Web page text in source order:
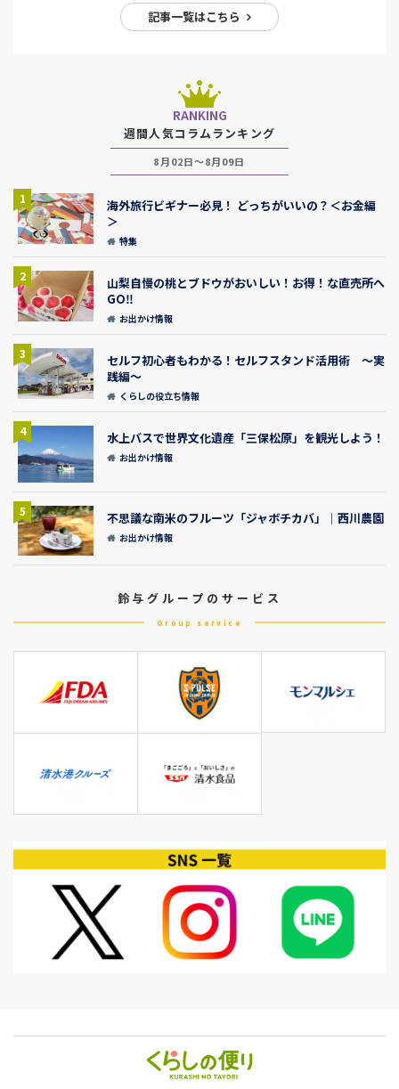
記事一覧はこちら
RANKING
週間人気コラムランキング
8月02日～8月09日
1
海外旅行ビギナー必見！ どっちがいいの？＜お金編
＞
特集
2
山梨自慢の桃とブドウがおいしい！お得！な直売所へ
GO‼
お出かけ情報
3
セルフ初心者もわかる！セルフスタンド活用術 ～実
践編～
くらしの役立ち情報
4 水上バスで世界文化遺産「三保松原」を観光しよう！
お出かけ情報
5 不思議な南米のフルーツ「ジャボチカバ」｜西川農園
お出かけ情報
鈴与グループのサービス
Group service